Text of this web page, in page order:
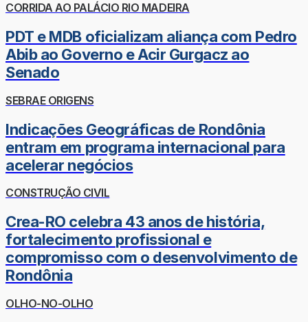
CORRIDA AO PALÁCIO RIO MADEIRA
PDT e MDB oficializam aliança com Pedro
Abib ao Governo e Acir Gurgacz ao
Senado
SEBRAE ORIGENS
Indicações Geográficas de Rondônia
entram em programa internacional para
acelerar negócios
CONSTRUÇÃO CIVIL
Crea-RO celebra 43 anos de história,
fortalecimento profissional e
compromisso com o desenvolvimento de
Rondônia
OLHO-NO-OLHO